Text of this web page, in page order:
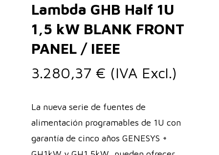
Lambda GHB Half 1U
1,5 kW BLANK FRONT
PANEL / IEEE
3.280,37 € (IVA Excl.)
La nueva serie de fuentes de
alimentación programables de 1U con
garantía de cinco años GENESYS +